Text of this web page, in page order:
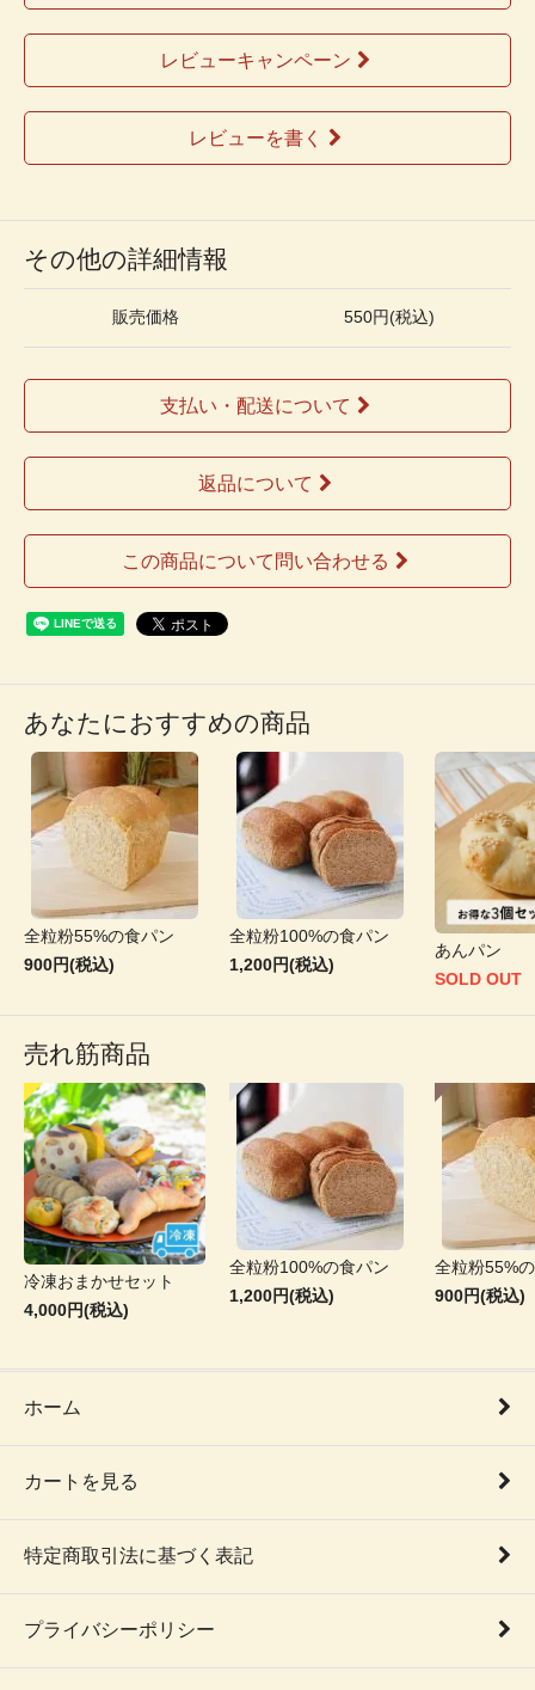
レビューキャンペーン
レビューを書く
その他の詳細情報
販売価格 550円(税込)
支払い・配送について
返品について
この商品について問い合わせる
あなたにおすすめの商品
全粒粉55%の食パン
900円(税込)
全粒粉100%の食パン
1,200円(税込)
あんパン
SOLD OUT
売れ筋商品
冷凍おまかせセット
4,000円(税込)
全粒粉100%の食パン
1,200円(税込)
全粒粉55%
900円(税込)
ホーム
カートを見る
特定商取引法に基づく表記
プライバシーポリシー